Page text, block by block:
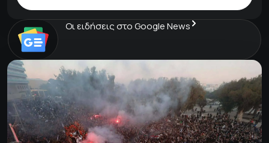
Οι ειδήσεις στο Google News